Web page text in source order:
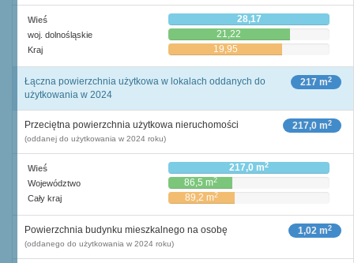
Wieś 28,17
woj. dolnośląskie 21,22
Kraj 19,95
217 m2
Łączna powierzchnia użytkowa w lokalach oddanych do
użytkowania w 2024
217,0 m2
Przeciętna powierzchnia użytkowa nieruchomości
(oddanej do użytkowania w 2024 roku)
Wieś 217,0 m2
Województwo 86,5 m2
Cały kraj 89,2 m2
1,02 m2
Powierzchnia budynku mieszkalnego na osobę
(oddanego do użytkowania w 2024 roku)